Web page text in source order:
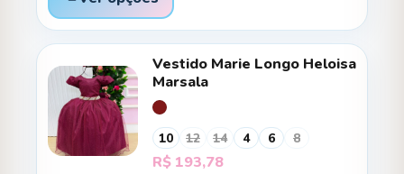
Vestido Marie Longo Heloisa
Marsala
10 12 14 4 6 8
R$ 193,78